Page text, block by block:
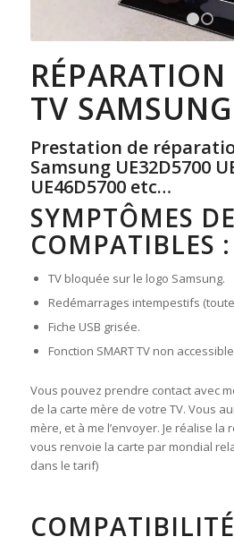
TV SAMSUNG
Prestation de
Samsung UE32D5700
UE46D5700 etc…
SYMPTÔMES
COMPATIBLES :
TV bloquée sur le logo Samsung.
Redémarrages intempestifs
Fiche USB grisée.
Fonction SMART TV non
Vous pouvez prendre contact avec
de la carte mère de votre TV. Vous
mère, et à me l’envoyer. Je réalise
vous renvoie la carte par mondial
dans le tarif)
COMPATIBILITÉ